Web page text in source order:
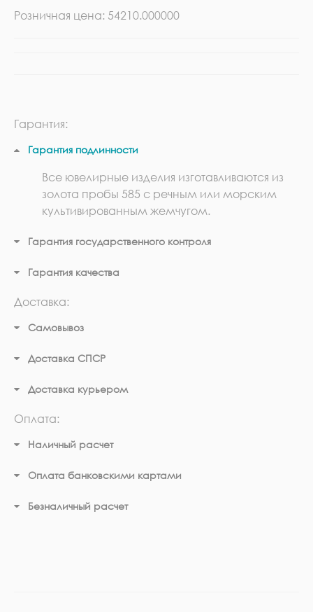
Розничная цена: 54210.000000
Гарантия:
Гарантия подлинности
Все ювелирные изделия изготавливаются из
золота пробы 585 с речным или морским
культивированным жемчугом.
Гарантия государственного контроля
Гарантия качества
Доставка:
Самовывоз
Доставка СПСР
Доставка курьером
Оплата:
Наличный расчет
Оплата банковскими картами
Безналичный расчет